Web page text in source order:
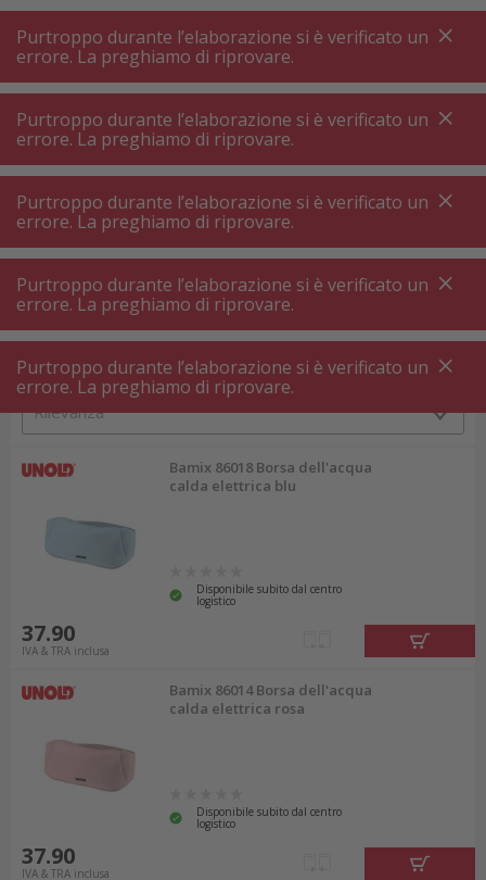
A +++
A+++
A +++
A+++
MyPost
MyPost
MENU RICERCA
Wellness ⋅ massaggio Cuscino riscaldante
Cuscino riscaldante
Filtri prodotto
49 P.
Ordinare per
Bamix 86018 Borsa dell'acqua
calda elettrica blu
Disponibile subito dal centro
logistico
37.90
IVA & TRA inclusa
Bamix 86014 Borsa dell'acqua
calda elettrica rosa
Disponibile subito dal centro
logistico
37.90
IVA & TRA inclusa
Purtroppo durante l’elaborazione si è verificato un
errore. La preghiamo di riprovare.
Purtroppo durante l’elaborazione si è verificato un
errore. La preghiamo di riprovare.
Purtroppo durante l’elaborazione si è verificato un
errore. La preghiamo di riprovare.
Purtroppo durante l’elaborazione si è verificato un
errore. La preghiamo di riprovare.
Purtroppo durante l’elaborazione si è verificato un
errore. La preghiamo di riprovare.